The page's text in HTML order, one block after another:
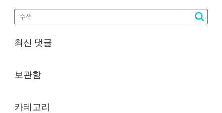
최신 댓글
보관함
카테고리